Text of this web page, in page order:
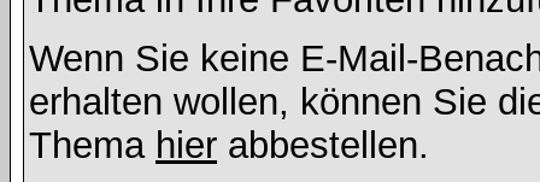
Wenn Sie keine E-Mail-
erhalten wollen, können Sie
Thema hier abbestellen.